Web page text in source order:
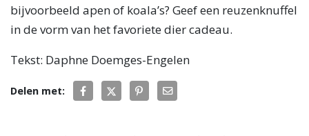
bijvoorbeeld apen of koala’s? Geef een reuzenknuffel
in de vorm van het favoriete dier cadeau.
Tekst: Daphne Doemges-Engelen
Delen met: